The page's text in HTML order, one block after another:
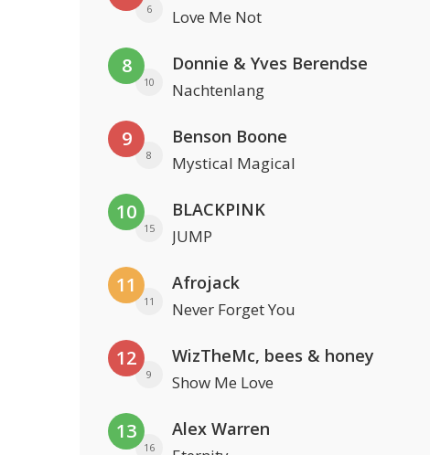
6 Love Me Not
8
10
Donnie & Yves Berendse
Nachtenlang
9
8
Benson Boone
Mystical Magical
10
15
BLACKPINK
JUMP
11
11
Afrojack
Never Forget You
12
9
WizTheMc, bees & honey
Show Me Love
13
16
Alex Warren